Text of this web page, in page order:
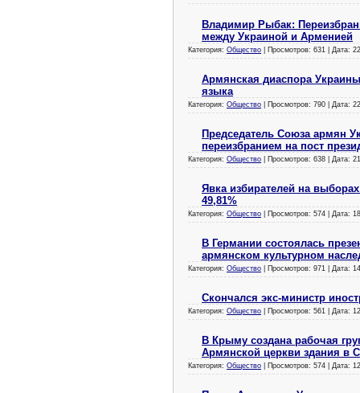
Владимир Рыбак:
между Украиной и Арменией
Категория: Общество | Просмотров: 631 | Дата:
Армянская диаспора
языка
Категория: Общество | Просмотров: 790 | Дата:
Председатель Союза армян
переизбранием на пост
Категория: Общество | Просмотров: 638 | Дата:
Явка избирателей на
49,81%
Категория: Общество | Просмотров: 574 | Дата:
В Германии состоялась
армянском культурном
Категория: Общество | Просмотров: 971 | Дата:
Скончался экс-министр
Категория: Общество | Просмотров: 561 | Дата:
В Крыму создана рабочая
Армянской церкви здания в
Категория: Общество | Просмотров: 574 | Дата: